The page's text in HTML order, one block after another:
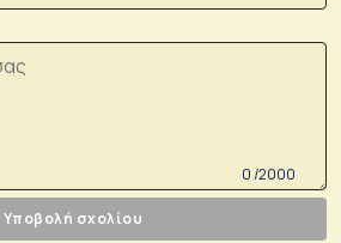
0 /2000
Υποβολή σχολίου